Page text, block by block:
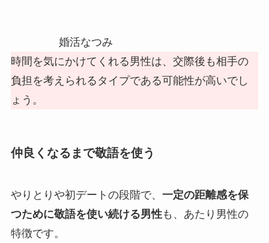
婚活なつみ
時間を気にかけてくれる男性は、交際後も相手の
負担を考えられるタイプである可能性が高いでし
ょう。
仲良くなるまで敬語を使う
やりとりや初デートの段階で、 一定の距離感を保
つために敬語を使い続ける男性も、あたり男性の
特徴です。